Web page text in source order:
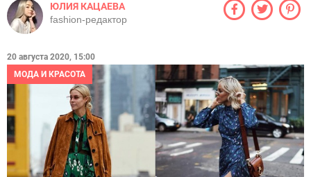
ЮЛИЯ КАЦАЕВА
fashion-редактор
20 августа 2020, 15:00
МОДА И КРАСОТА